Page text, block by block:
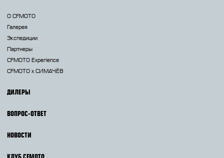
О CFMOTO
Галерея
Экспедиции
Партнеры
CFMOTO Experience
CFMOTO х СИМАЧЁВ
ДИЛЕРЫ
ВОПРОС-ОТВЕТ
НОВОСТИ